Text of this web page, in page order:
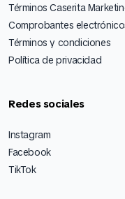
Términos Caserita
Comprobantes
Términos y condiciones
Política de privacidad
Redes sociales
Instagram
Facebook
TikTok